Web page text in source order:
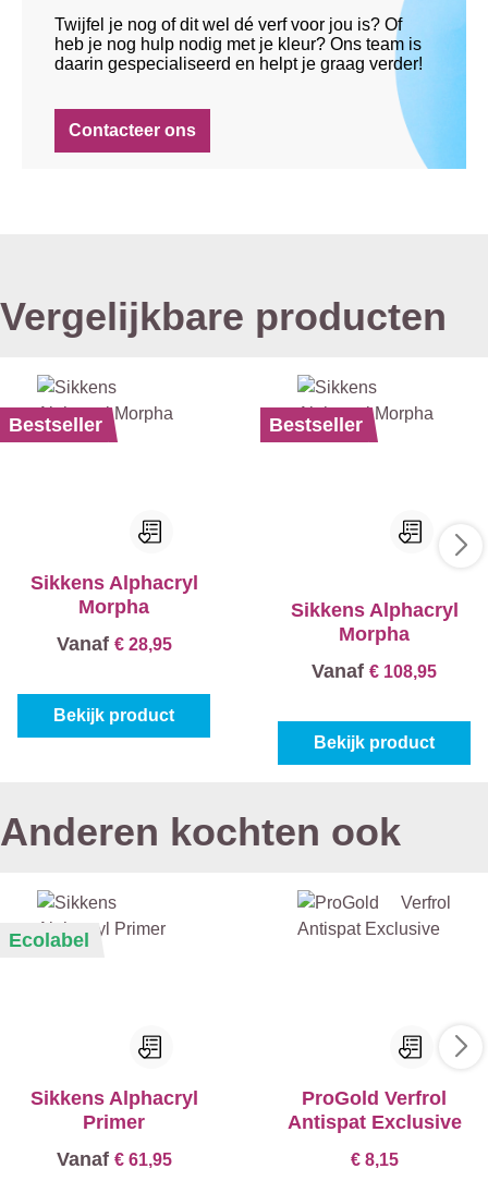
Twijfel je nog of dit wel dé verf voor jou is? Of
heb je nog hulp nodig met je kleur? Ons team is
daarin gespecialiseerd en helpt je graag verder!
Contacteer ons
Vergelijkbare producten
Bestseller
Sikkens Alphacryl
Morpha
Vanaf € 28,95
Bekijk product
Bestseller
Sikkens Alphacryl
Morpha
Vanaf € 108,95
Bekijk product
Anderen kochten ook
Ecolabel
Sikkens Alphacryl
Primer
Vanaf € 61,95
ProGold Verfrol
Antispat Exclusive
€ 8,15